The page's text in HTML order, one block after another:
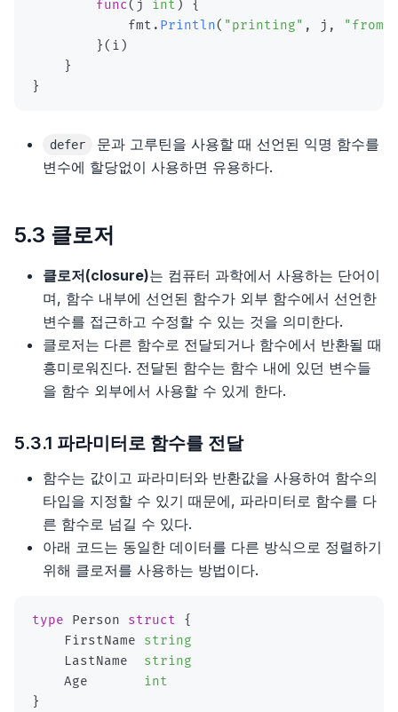
func( j int )
{
            fmt
. Println( "printing" , j ,
"from
}( i )
}
}
defer
문과 고루틴을 사용할 때 선언된 익명 함수를
변수에 할당없이 사용하면 유용하다.
5.3 클로저
클로저(closure)는 컴퓨터 과학에서 사용하는 단어이
며, 함수 내부에 선언된 함수가 외부 함수에서 선언한
변수를 접근하고 수정할 수 있는 것을 의미한다.
클로저는 다른 함수로 전달되거나 함수에서 반환될 때
흥미로워진다. 전달된 함수는 함수 내에 있던 변수들
을 함수 외부에서 사용할 수 있게 한다.
5.3.1 파라미터로 함수를 전달
함수는 값이고 파라미터와 반환값을 사용하여 함수의
타입을 지정할 수 있기 때문에, 파라미터로 함수를 다
른 함수로 넘길 수 있다.
아래 코드는 동일한 데이터를 다른 방식으로 정렬하기
위해 클로저를 사용하는 방법이다.
type Person struct
{
    FirstName
string
    LastName
string
    Age
int
}